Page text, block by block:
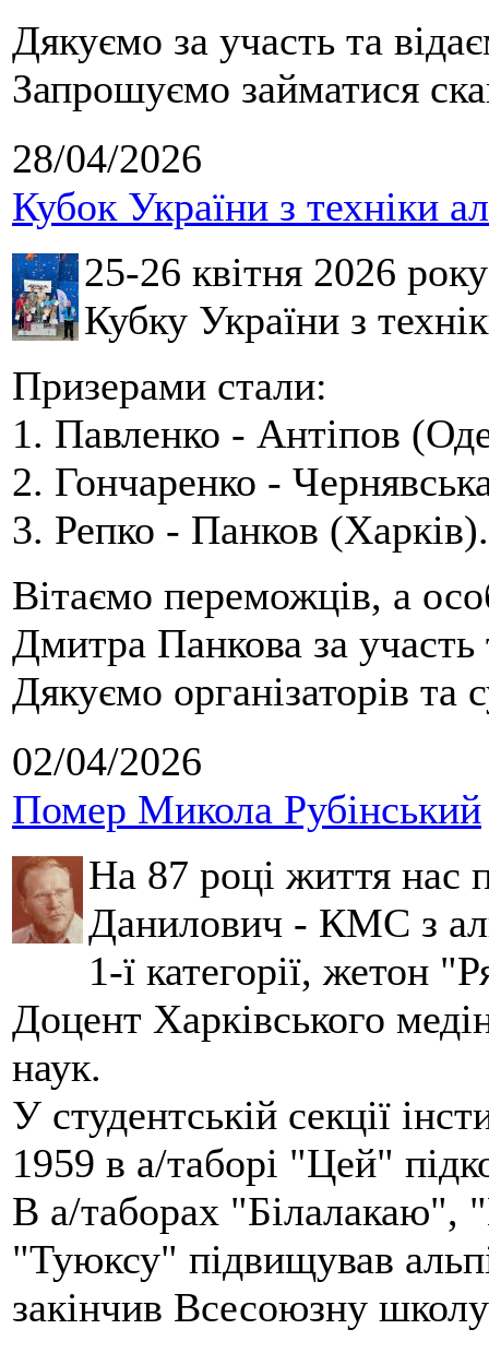
Дякуємо за участь та
Запрошуємо займатися
28/04/2026
Кубок України з техніки
25-26 квітня 2026
Кубку України з
Призерами стали:
1. Павленко - Антіпов
2. Гончаренко -
3. Репко - Панков (Харків).
Вітаємо переможців, а
Дмитра Панкова за
Дякуємо організаторів та
02/04/2026
Помер Микола Рубінський
На 87 році життя нас
Данилович - КМС з
1-ї категорії, жетон
Доцент Харківського
наук.
У студентській секції
1959 в а/таборі "Цей"
В а/таборах "Білалакаю",
"Туюксу" підвищував
закінчив Всесоюзну